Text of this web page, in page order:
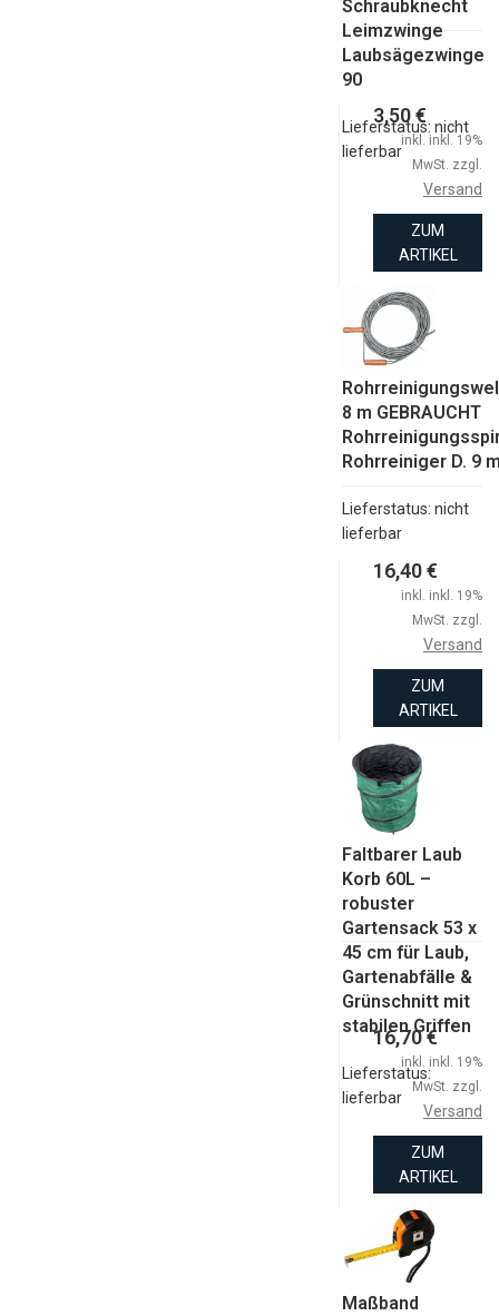
Schraubknecht
Leimzwinge
Laubsägezwinge
90
Lieferstatus: nicht
lieferbar
3,50 €
inkl. inkl. 19%
MwSt. zzgl.
Versand
ZUM
ARTIKEL
8 m GEBRAUCHT
Rohrreiniger D. 9
Lieferstatus: nicht
lieferbar
16,40 €
inkl. inkl. 19%
MwSt. zzgl.
Versand
ZUM
ARTIKEL
Faltbarer Laub
Korb 60L –
robuster
Gartensack 53 x
45 cm für Laub,
Gartenabfälle &
Grünschnitt mit
stabilen Griffen
Lieferstatus:
lieferbar
16,70 €
inkl. inkl. 19%
MwSt. zzgl.
Versand
ZUM
ARTIKEL
Maßband